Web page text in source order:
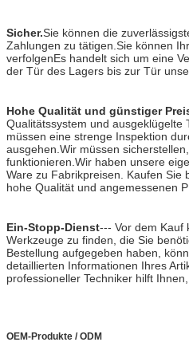
Sicher.Sie können die
Zahlungen zu tätigen.Sie können
verfolgenEs handelt sich um eine
der Tür des Lagers bis zur Tür
Hohe Qualität und günstiger
Qualitätssystem und ausgeklügelte
müssen eine strenge Inspektion
ausgehen.Wir müssen
funktionieren.Wir haben unsere
Ware zu Fabrikpreisen. Kaufen Sie
hohe Qualität und angemessenen
Ein-Stopp-Dienst--- Vor dem Kauf
Werkzeuge zu finden, die Sie
Bestellung aufgegeben haben,
detaillierten Informationen Ihres
professioneller Techniker hilft
OEM-Produkte / ODM